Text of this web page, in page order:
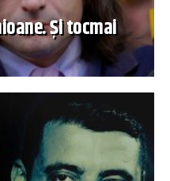
Și tocmai